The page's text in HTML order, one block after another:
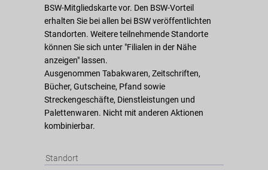
BSW-Mitgliedskarte vor. Den BSW-Vorteil
erhalten Sie bei allen bei BSW veröffentlichten
Standorten. Weitere teilnehmende Standorte
können Sie sich unter "Filialen in der Nähe
anzeigen" lassen.
Ausgenommen Tabakwaren, Zeitschriften,
Bücher, Gutscheine, Pfand sowie
Streckengeschäfte, Dienstleistungen und
Palettenwaren. Nicht mit anderen Aktionen
kombinierbar.
Standort